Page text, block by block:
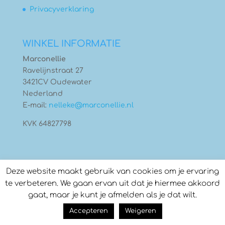
Privacyverklaring
WINKEL INFORMATIE
Marconellie
Ravelijnstraat 27
3421CV Oudewater
Nederland
E-mail: nelleke@marconellie.nl
KVK 64827798
© Copyright 2026Marconellie- Gebouwd door:
Compass Creations
Deze website maakt gebruik van cookies om je ervaring
te verbeteren. We gaan ervan uit dat je hiermee akkoord
gaat, maar je kunt je afmelden als je dat wilt.
Accepteren Weigeren